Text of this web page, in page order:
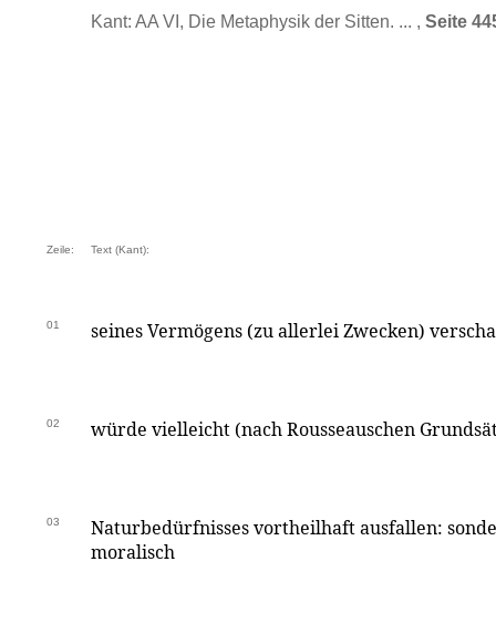
Kant: AA VI, Die Metaphysik der Sitten. ... , Seite
Zeile: Text (Kant):
01 seines Vermögens (zu allerlei Zwecken)
02 würde vielleicht (nach Rousseauschen
03
Naturbedürfnisses vortheilhaft ausfallen:
moralisch